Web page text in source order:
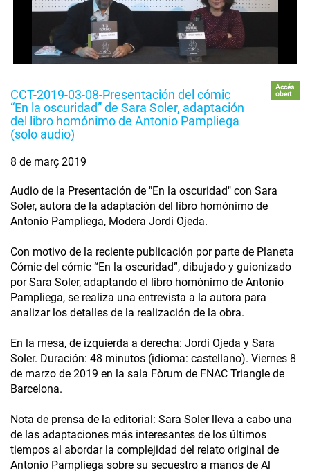
CCT-2019-03-08-Presentación del cómic
“En la oscuridad” de Sara Soler, adaptación
del libro homónimo de Antonio Pampliega
(solo audio)
Accés
obert
8 de març 2019
Audio de la Presentación de "En la oscuridad" con Sara
Soler, autora de la adaptación del libro homónimo de
Antonio Pampliega, Modera Jordi Ojeda.
Con motivo de la reciente publicación por parte de Planeta
Cómic del cómic “En la oscuridad”, dibujado y guionizado
por Sara Soler, adaptando el libro homónimo de Antonio
Pampliega, se realiza una entrevista a la autora para
analizar los detalles de la realización de la obra.
En la mesa, de izquierda a derecha: Jordi Ojeda y Sara
Soler. Duración: 48 minutos (idioma: castellano). Viernes 8
de marzo de 2019 en la sala Fòrum de FNAC Triangle de
Barcelona.
Nota de prensa de la editorial: Sara Soler lleva a cabo una
de las adaptaciones más interesantes de los últimos
tiempos al abordar la complejidad del relato original de
Antonio Pampliega sobre su secuestro a manos de Al